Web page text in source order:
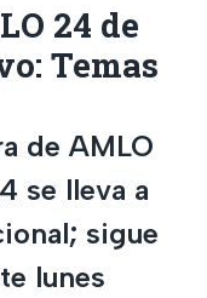
24 de
Temas
de AMLO
se lleva a
sigue
lunes